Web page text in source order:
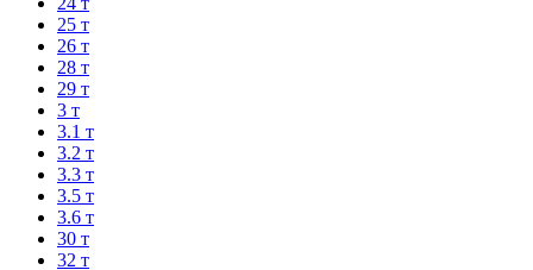
25 т
26 т
28 т
29 т
3 т
3.1 т
3.2 т
3.3 т
3.5 т
3.6 т
30 т
32 т